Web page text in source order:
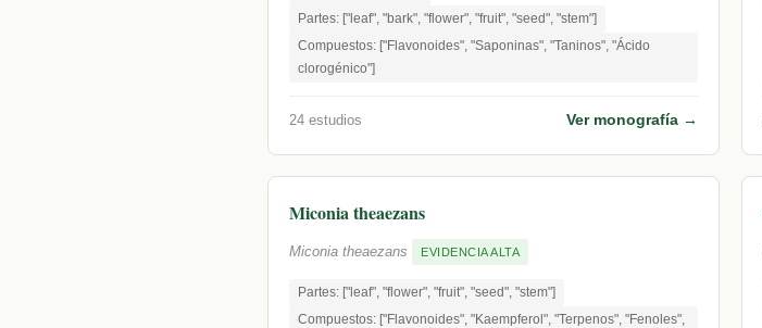
Partes: ["leaf", "bark", "flower", "fruit", "seed", "stem"]
Compuestos: ["Flavonoides", "Saponinas", "Taninos", "Ácido
clorogénico"]
24 estudios Ver monografía →
Miconia theaezans
Miconia theaezans EVIDENCIA ALTA
Partes: ["leaf", "flower", "fruit", "seed", "stem"]
Compuestos: ["Flavonoides", "Kaempferol", "Terpenos", "Fenoles",